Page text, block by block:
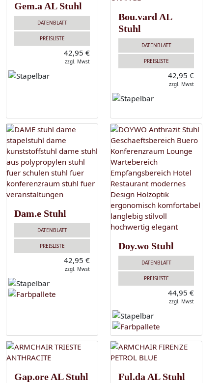
Gem.a AL Stuhl
DATENBLATT
PREISLISTE
42,95 €
zzgl. Mwst
Bou.vard AL
Stuhl
DATENBLATT
PREISLISTE
42,95 €
zzgl. Mwst
Dam.e Stuhl
DATENBLATT
PREISLISTE
42,95 €
zzgl. Mwst
Doy.wo Stuhl
DATENBLATT
PREISLISTE
44,95 €
zzgl. Mwst
Gap.ore AL Stuhl Ful.da AL Stuhl